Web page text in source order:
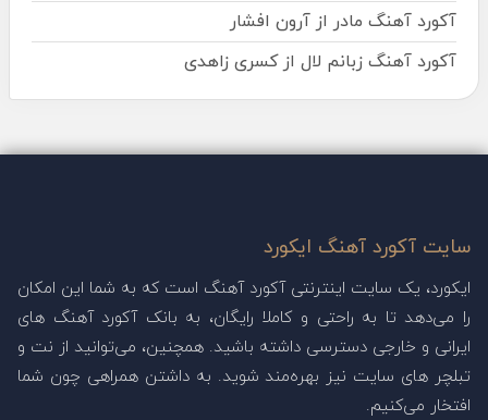
آکورد آهنگ مادر از آرون افشار
آکورد آهنگ زبانم لال از کسری زاهدی
سایت آکورد آهنگ ایکورد
ایکورد، یک سایت اینترنتی آکورد آهنگ است که به شما این امکان
را می‌دهد تا به راحتی و کاملا رایگان، به بانک آکورد آهنگ های
ایرانی و خارجی دسترسی داشته باشید. همچنین، می‌توانید از نت و
تبلچر های سایت نیز بهره‌مند شوید. به داشتن همراهی چون شما
افتخار می‌کنیم.